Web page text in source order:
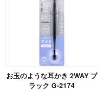
お玉のような耳かき 2WAY ブ
ラック G-2174